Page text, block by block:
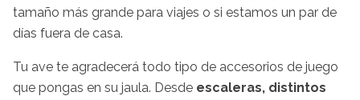
tamaño más grande para viajes o si estamos un par de
días fuera de casa.
Tu ave te agradecerá todo tipo de accesorios de juego
que pongas en su jaula. Desde escaleras, distintos